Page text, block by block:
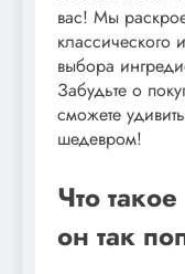
вас! Мы
классического
выбора
Забудьте о
сможете
шедевром!
Что
он так